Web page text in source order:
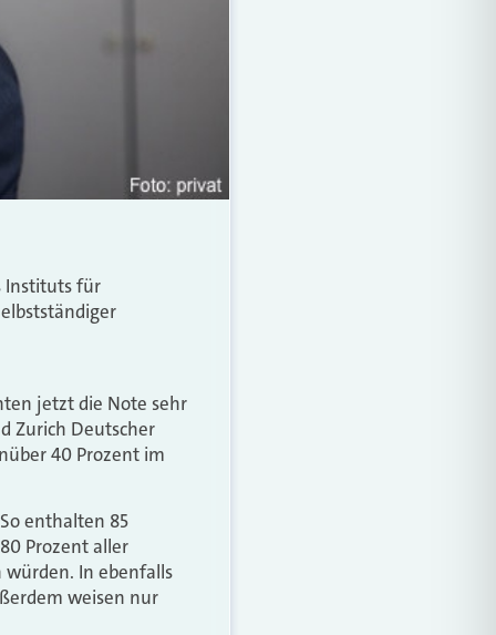
Instituts für
jetzt die Note sehr
Zurich Deutscher
40 Prozent im
enthalten 85
Prozent aller
In ebenfalls
weisen nur